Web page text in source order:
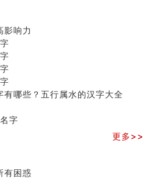
影响力
有哪些？五行属水的汉字大全
字
更多>>
有困惑